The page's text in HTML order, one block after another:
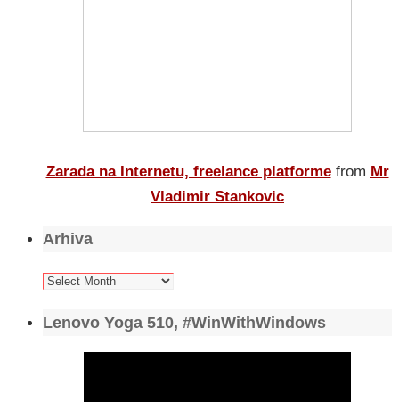
Zarada na Internetu, freelance platforme from Mr
Vladimir Stankovic
Arhiva
Arhiva
Lenovo Yoga 510, #WinWithWindows